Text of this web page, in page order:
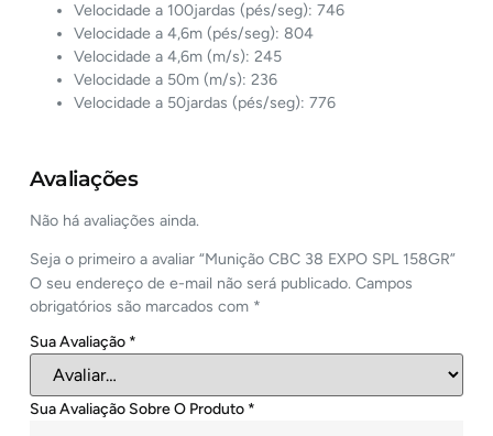
Velocidade a 100jardas (pés/seg): 746
Velocidade a 4,6m (pés/seg): 804
Velocidade a 4,6m (m/s): 245
Velocidade a 50m (m/s): 236
Velocidade a 50jardas (pés/seg): 776
Avaliações
Não há avaliações ainda.
Seja o primeiro a avaliar “Munição CBC 38 EXPO SPL 158GR”
O seu endereço de e-mail não será publicado. Campos
obrigatórios são marcados com *
Sua Avaliação *
Sua Avaliação Sobre O Produto *